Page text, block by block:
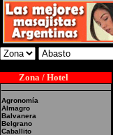
Zona / Hotel
Agronomía
Almagro
Balvanera
Belgrano
Caballito